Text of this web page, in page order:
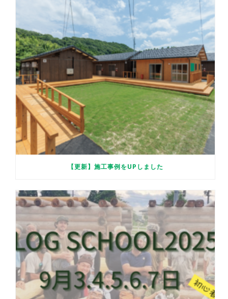
【更新】施工事例をUPしました